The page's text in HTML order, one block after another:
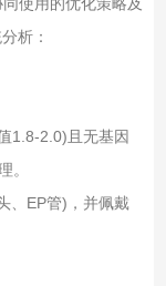
析：
2.0)且无基因
。
EP管)，并佩戴